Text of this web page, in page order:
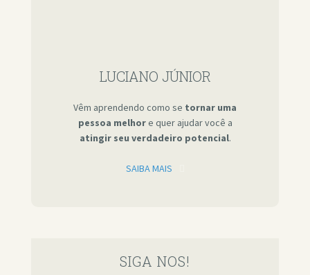
LUCIANO JÚNIOR
Vêm aprendendo como se tornar uma
pessoa melhore quer ajudar você a
atingir seu verdadeiro potencial.
SAIBA MAIS
SIGA NOS!